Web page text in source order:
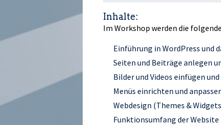
Inhalte:
Im Workshop werden die
Einführung in WordPress und
Seiten und Beiträge anlegen
Bilder und Videos einfügen
Menüs einrichten und
Webdesign (Themes &
Funktionsumfang der